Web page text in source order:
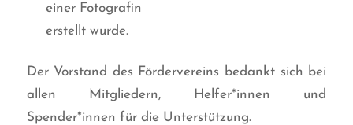
einer Fotografin
erstellt wurde.
Der Vorstand des Fördervereins bedankt sich bei
allen Mitgliedern, Helfer*innen und
Spender*innen für die Unterstützung.